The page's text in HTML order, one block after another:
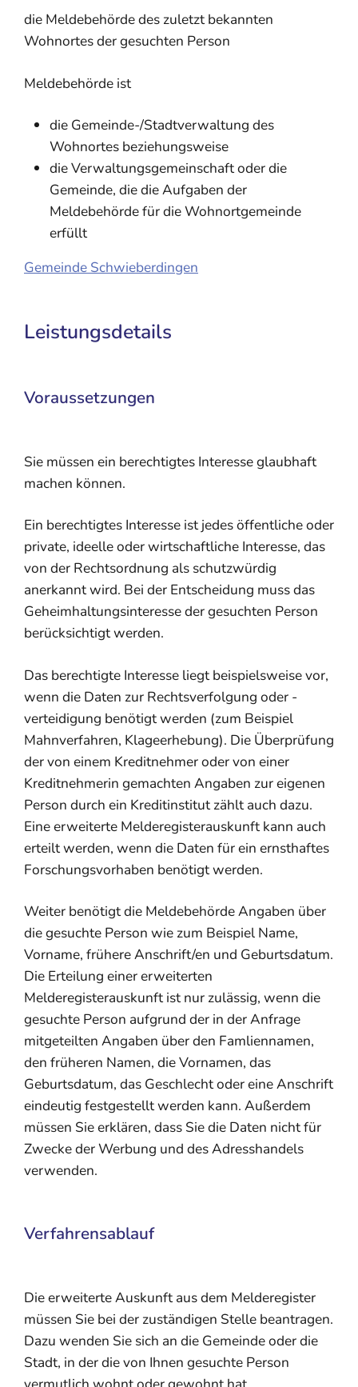
die Meldebehörde des zuletzt bekannten
Wohnortes der gesuchten Person
Meldebehörde ist
die Gemeinde-/Stadtverwaltung des
Wohnortes beziehungsweise
die Verwaltungsgemeinschaft oder die
Gemeinde, die die Aufgaben der
Meldebehörde für die Wohnortgemeinde
erfüllt
Gemeinde Schwieberdingen
Leistungsdetails
Voraussetzungen
Sie müssen ein berechtigtes Interesse glaubhaft
machen können.
Ein berechtigtes Interesse ist jedes öffentliche oder
private, ideelle oder wirtschaftliche Interesse, das
von der Rechtsordnung als schutzwürdig
anerkannt wird. Bei der Entscheidung muss das
Geheimhaltungsinteresse der gesuchten Person
berücksichtigt werden.
Das berechtigte Interesse liegt beispielsweise vor,
wenn die Daten zur Rechtsverfolgung oder -
verteidigung benötigt werden (zum Beispiel
Mahnverfahren, Klageerhebung). Die Überprüfung
der von einem Kreditnehmer oder von einer
Kreditnehmerin gemachten Angaben zur eigenen
Person durch ein Kreditinstitut zählt auch dazu.
Eine erweiterte Melderegisterauskunft kann auch
erteilt werden, wenn die Daten für ein ernsthaftes
Forschungsvorhaben benötigt werden.
Weiter benötigt die Meldebehörde Angaben über
die gesuchte Person wie zum Beispiel Name,
Vorname, frühere Anschrift/en und Geburtsdatum.
Die Erteilung einer erweiterten
Melderegisterauskunft ist nur zulässig, wenn die
gesuchte Person aufgrund der in der Anfrage
mitgeteilten Angaben über den Famliennamen,
den früheren Namen, die Vornamen, das
Geburtsdatum, das Geschlecht oder eine Anschrift
eindeutig festgestellt werden kann. Außerdem
müssen Sie erklären, dass Sie die Daten nicht für
Zwecke der Werbung und des Adresshandels
verwenden.
Verfahrensablauf
Die erweiterte Auskunft aus dem Melderegister
müssen Sie bei der zuständigen Stelle beantragen.
Dazu wenden Sie sich an die Gemeinde oder die
Stadt, in der die von Ihnen gesuchte Person